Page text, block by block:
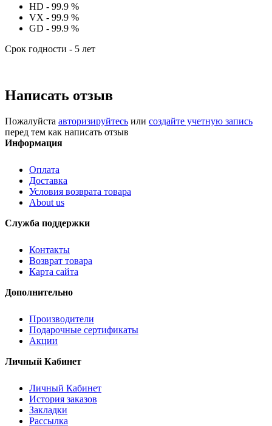
HD - 99.9 %
VX - 99.9 %
GD - 99.9 %
Срок годности - 5 лет
Написать отзыв
Пожалуйста авторизируйтесь или создайте учетную запись
перед тем как написать отзыв
Информация
Оплата
Доставка
Условия возврата товара
About us
Служба поддержки
Контакты
Возврат товара
Карта сайта
Дополнительно
Производители
Подарочные сертификаты
Акции
Личный Кабинет
Личный Кабинет
История заказов
Закладки
Рассылка